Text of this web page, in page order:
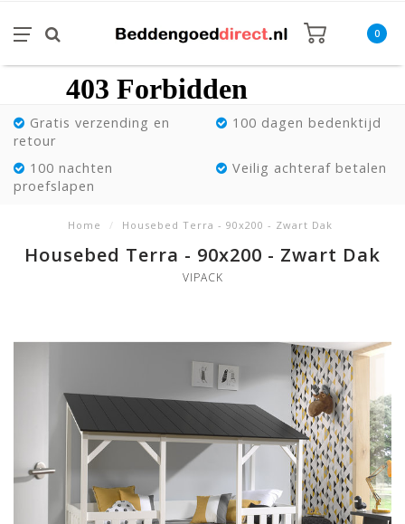
0
Gratis verzending en
retour
100 dagen bedenktijd
100 nachten
proefslapen
Veilig achteraf betalen
Home / Housebed Terra - 90x200 - Zwart Dak
Housebed Terra - 90x200 - Zwart Dak
VIPACK